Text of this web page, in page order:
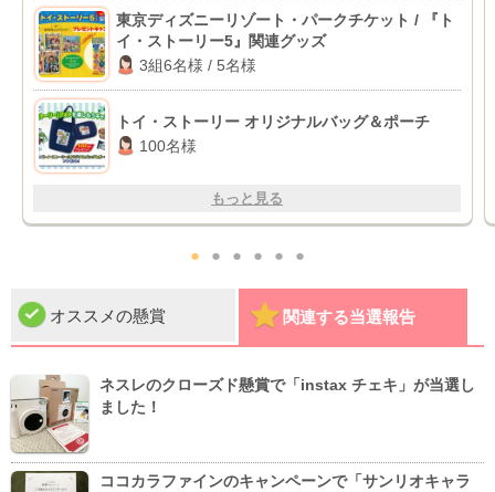
東京ディズニーリゾート・パークチケット / 『ト
イ・ストーリー5』関連グッズ
3組6名様 / 5名様
トイ・ストーリー オリジナルバッグ＆ポーチ
100名様
もっと見る
● ● ● ● ● ●
オススメの懸賞 関連する当選報告
ネスレのクローズド懸賞で「instax チェキ」が当選し
ました！
ココカラファインのキャンペーンで「サンリオキャラ